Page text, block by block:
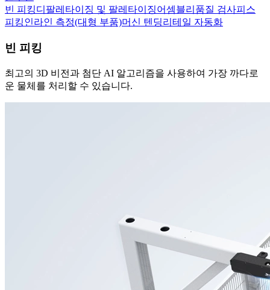
빈 피킹디팔레타이징 및 팔레타이징어셈블리 품질 검사피스
피킹인라인 측정(대형 부품)머신 텐딩리테일 자동화
빈 피킹
최고의 3D 비전과 첨단 AI 알고리즘을 사용하여 가장 까다로
운 물체를 처리할 수 있습니다.